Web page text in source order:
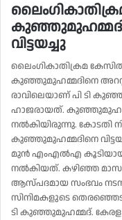
വിട്ടയച്ചു
ലൈംഗികാതിക്രമ
കുഞ്ഞുമുഹമ്മദിനെ അറസ്റ്റ്
രാവിലെയാണ് പി ടി
ഹാജരായത്.
നൽകിയിരുന്നു. കോടതി
കുഞ്ഞുമുഹമ്മദിനെ
മുൻ എംഎൽഎ കൂടിയായ
നല്‍കിയത്. കഴിഞ്ഞ
ആസ്പദമായ സംഭവം
സിനിമകളുടെ
ടി കുഞ്ഞുമുഹമ്മദ്. കേരള